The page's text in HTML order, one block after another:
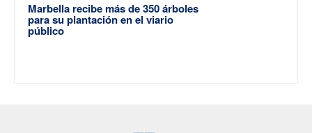
Marbella recibe más de 350 árboles
para su plantación en el viario
público